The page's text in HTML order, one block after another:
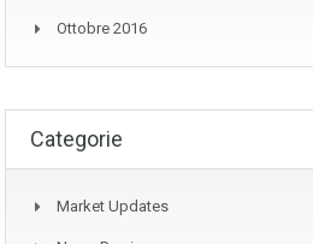
Ottobre 2016
Categorie
Market Updates